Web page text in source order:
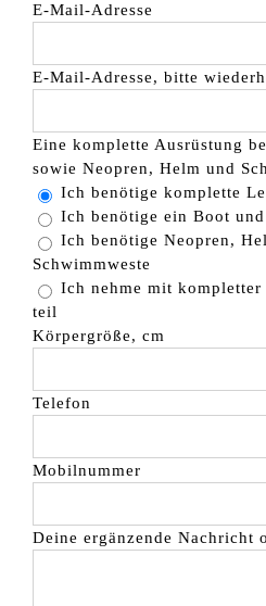
E-Mail-Adresse
E-Mail-Adresse, bitte
Eine komplette Ausrüstung
sowie Neopren, Helm und
Ich benötige komplette
Ich benötige ein Boot und
Ich benötige Neopren,
Schwimmweste
Ich nehme mit kompletter
teil
Körpergröße, cm
Telefon
Mobilnummer
Deine ergänzende Nachricht